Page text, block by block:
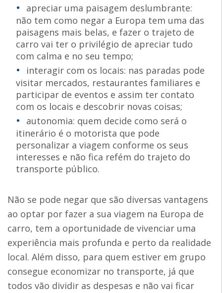
apreciar uma paisagem deslumbrante:
não tem como negar a Europa tem uma das
paisagens mais belas, e fazer o trajeto de
carro vai ter o privilégio de apreciar tudo
com calma e no seu tempo;
interagir com os locais: nas paradas pode
visitar mercados, restaurantes familiares e
participar de eventos e assim ter contato
com os locais e descobrir novas coisas;
autonomia: quem decide como será o
itinerário é o motorista que pode
personalizar a viagem conforme os seus
interesses e não fica refém do trajeto do
transporte público.
Não se pode negar que são diversas vantagens
ao optar por fazer a sua viagem na Europa de
carro, tem a oportunidade de vivenciar uma
experiência mais profunda e perto da realidade
local. Além disso, para quem estiver em grupo
consegue economizar no transporte, já que
todos vão dividir as despesas e não vai ficar